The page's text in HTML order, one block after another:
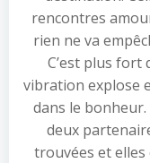
rencontres
rien ne va
C’est plus fort
vibration explose
dans le
deux
trouvées et elles